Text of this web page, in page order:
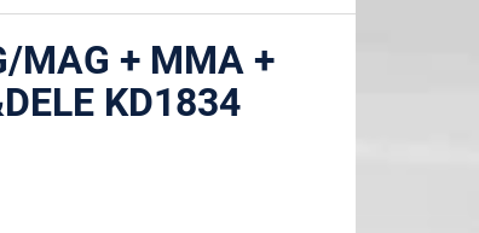
MAG + MMA +
KD1834